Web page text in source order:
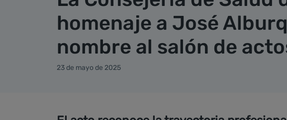
homenaje a José
nombre al salón de
23 de mayo de 2025